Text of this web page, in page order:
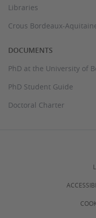
Libraries
Crous Bordeaux-
DOCUMENTS
PhD at the University of
PhD Student Guide
Doctoral Charter